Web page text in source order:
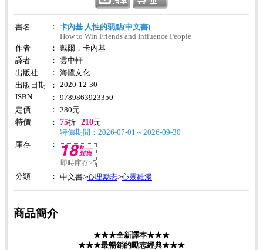
書名 ：
卡內基 人性的弱點(中文書)
How to Win Friends and Influence People
作者
：
戴爾．卡內基
譯者
：
雲中軒
出版社
：
海鷹文化
出版日期
：
2020-12-30
ISBN
：
9789863923350
定價
： 280元
特價
： 75折 210元
特價期間：2026-07-01～2026-09-30
庫存
：
即時庫存>5
分類
： 中文書>心理勵志>心靈雞湯
商品簡介
★★★全新譯本★★★
★★★最暢銷的勵志經典★★★